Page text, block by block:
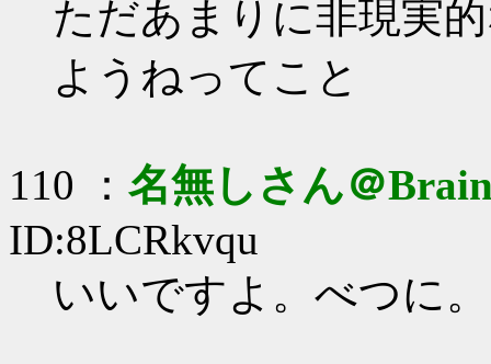
ただあまりに非現実
ようねってこと
110 ： 名無しさん＠
ID:8LCRkvqu
いいですよ。べつに。